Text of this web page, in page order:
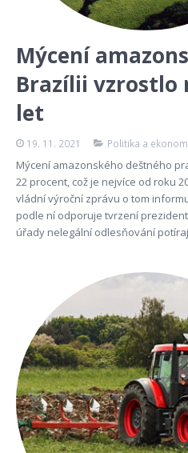
Mýcení
Brazílii vzrostlo
let
19. 11. 2021 Politika a
Mýcení amazonského deštného
22 procent, což je nejvíce od roku
vládní výroční zprávu o tom
podle ní odporuje tvrzení
úřady nelegální odlesňování